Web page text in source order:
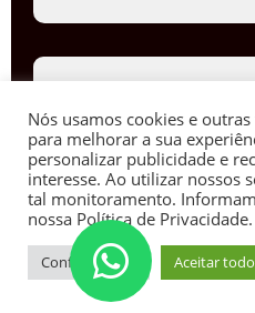
civilista brilhante e um
Desde meu primeiro
São Pauloo Dr Kümpel
trajetória. Lembro-me em
do Paraná aos finais de
com professor Kümpele
na primeira vez que liguei
para a segunda fase, e
Nós usamos cookies e
para melhorar a sua
personalizar publicidade e
interesse. Ao utilizar nossos
tal monitoramento.
nossa Política de Privacidade.
Configurações Aceitar